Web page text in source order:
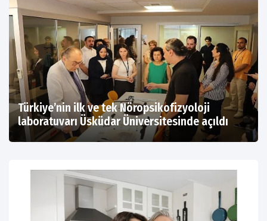
Türkiye’nin ilk ve tek Nöropsikofizyoloji
laboratuvarı Üsküdar Üniversitesinde açıldı